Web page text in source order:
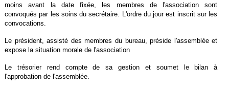
moins avant la date fixée, les membres de l'association sont
convoqués par les soins du secrétaire. L'ordre du jour est inscrit sur les
convocations.
Le président, assisté des membres du bureau, préside l'assemblée et
expose la situation morale de l'association
Le trésorier rend compte de sa gestion et soumet le bilan à
l'approbation de l'assemblée.